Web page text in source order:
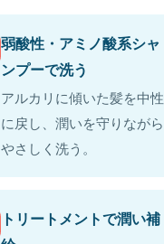
弱酸性・アミノ酸系シャ
ンプーで洗う
アルカリに傾いた髪を中性
に戻し、潤いを守りながら
やさしく洗う。
トリートメントで潤い補